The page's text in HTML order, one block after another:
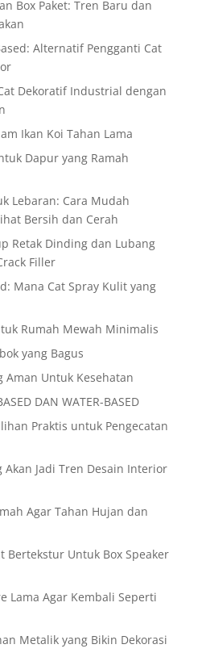
Box Paket: Tren Baru dan
Alternatif Pengganti Cat
Dekoratif Industrial dengan
Ikan Koi Tahan Lama
Dapur yang Ramah
Lebaran: Cara Mudah
Bersih dan Cerah
Retak Dinding dan Lubang
Filler
Mana Cat Spray Kulit yang
Rumah Mewah Minimalis
yang Bagus
Aman Untuk Kesehatan
DAN WATER-BASED
Praktis untuk Pengecatan
Akan Jadi Tren Desain Interior
Agar Tahan Hujan dan
Bertekstur Untuk Box Speaker
Lama Agar Kembali Seperti
Metalik yang Bikin Dekorasi